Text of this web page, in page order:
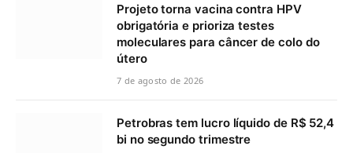
Projeto torna vacina contra HPV
obrigatória e prioriza testes
moleculares para câncer de colo do
útero
7 de agosto de 2026
Petrobras tem lucro líquido de R$ 52,4
bi no segundo trimestre